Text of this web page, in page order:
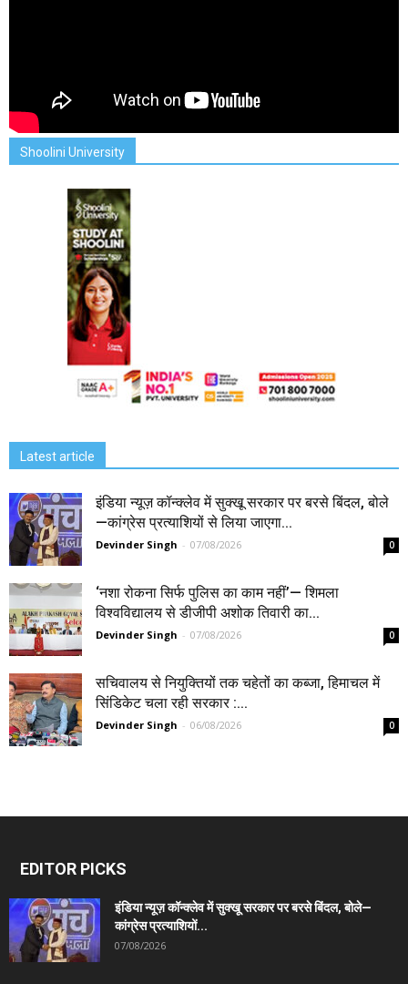
Shoolini University
Latest article
इंडिया न्यूज़ कॉन्क्लेव में सुक्खू सरकार पर बरसे बिंदल, बोले
—कांग्रेस प्रत्याशियों से लिया जाएगा...
Devinder Singh - 07/08/2026 0
‘नशा रोकना सिर्फ पुलिस का काम नहीं’— शिमला
विश्वविद्यालय से डीजीपी अशोक तिवारी का...
Devinder Singh - 07/08/2026 0
सचिवालय से नियुक्तियों तक चहेतों का कब्जा, हिमाचल में
सिंडिकेट चला रही सरकार :...
Devinder Singh - 06/08/2026 0
EDITOR PICKS
इंडिया न्यूज़ कॉन्क्लेव में सुक्खू सरकार पर बरसे बिंदल, बोले—
कांग्रेस प्रत्याशियों...
07/08/2026